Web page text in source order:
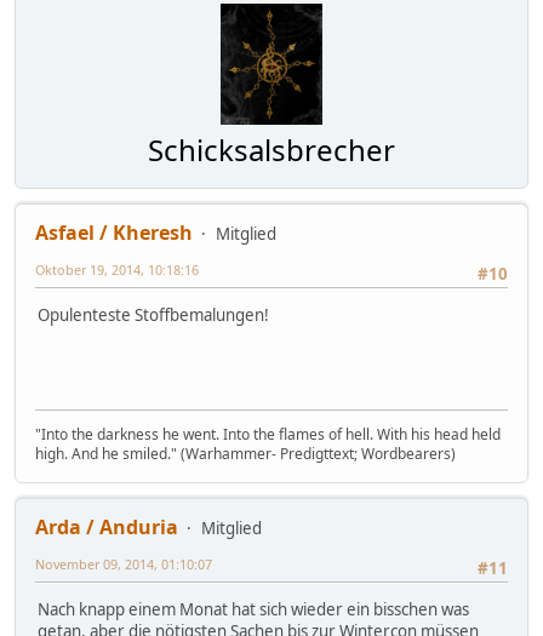
Schicksalsbrecher
Asfael / Kheresh
Mitglied
#10
Oktober 19, 2014, 10:18:16
Opulenteste Stoffbemalungen!
"Into the darkness he went. Into the flames of hell. With his head held
high. And he smiled." (Warhammer- Predigttext; Wordbearers)
Arda / Anduria
Mitglied
#11
November 09, 2014, 01:10:07
Nach knapp einem Monat hat sich wieder ein bisschen was
getan, aber die nötigsten Sachen bis zur Wintercon müssen